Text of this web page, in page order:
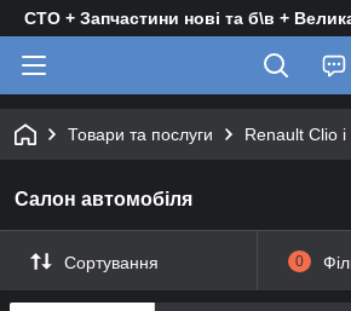
СТО + Запчастини нові та б\в +
Товари та послуги Renault Clio
Салон автомобіля
Сортування 0